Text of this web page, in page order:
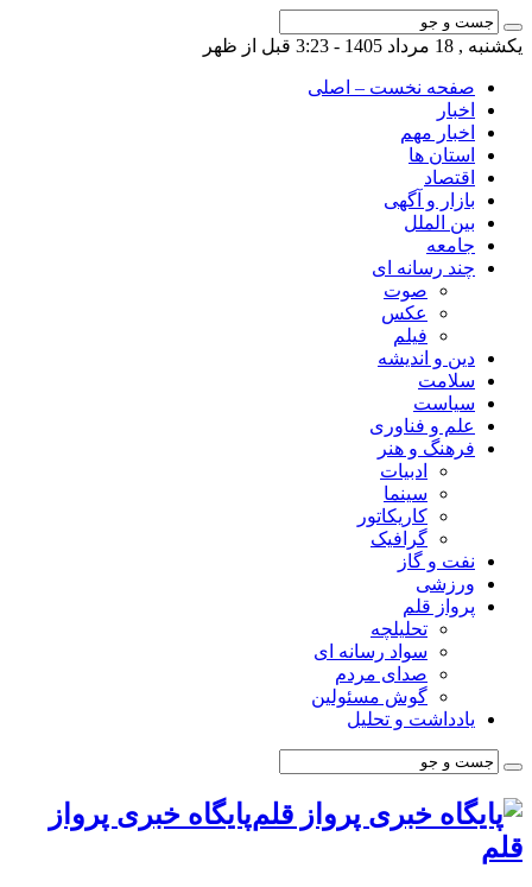
یکشنبه , 18 مرداد 1405 - 3:23 قبل از ظهر
صفحه نخست – اصلی
اخبار
اخبار مهم
استان ها
اقتصاد
بازار و آگهی
بین الملل
جامعه
چند رسانه ای
صوت
عکس
فیلم
دین و اندیشه
سلامت
سیاست
علم و فناوری
فرهنگ و هنر
ادبیات
سینما
کاریکاتور
گرافیک
نفت و گاز
ورزشی
پرواز قلم
تحلیلچه
سواد رسانه ای
صدای مردم
گوش مسئولین
یادداشت و تحلیل
پایگاه خبری پرواز
قلم